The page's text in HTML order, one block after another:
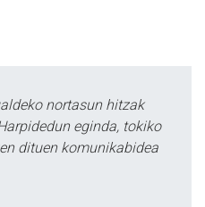
nortasun hitzak
eginda, tokiko
dituen komunikabidea